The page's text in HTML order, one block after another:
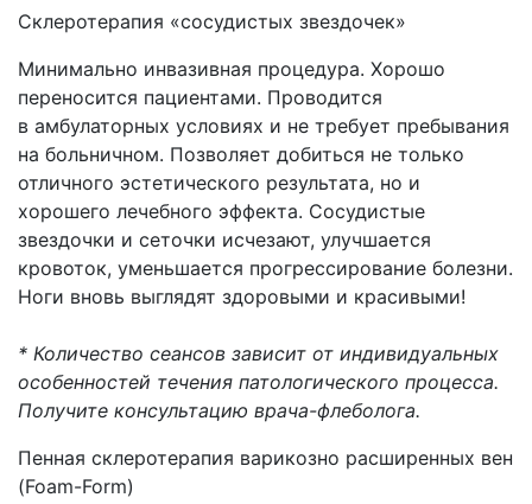
Склеротерапия «сосудистых звездочек»
Минимально инвазивная процедура. Хорошо
переносится пациентами. Проводится
в амбулаторных условиях и не требует пребывания
на больничном. Позволяет добиться не только
отличного эстетического результата, но и
хорошего лечебного эффекта. Сосудистые
звездочки и сеточки исчезают, улучшается
кровоток, уменьшается прогрессирование болезни.
Ноги вновь выглядят здоровыми и красивыми!
* Количество сеансов зависит от индивидуальных
особенностей течения патологического процесса.
Получите консультацию врача-флеболога.
Пенная склеротерапия варикозно расширенных вен
(Foam-Form)